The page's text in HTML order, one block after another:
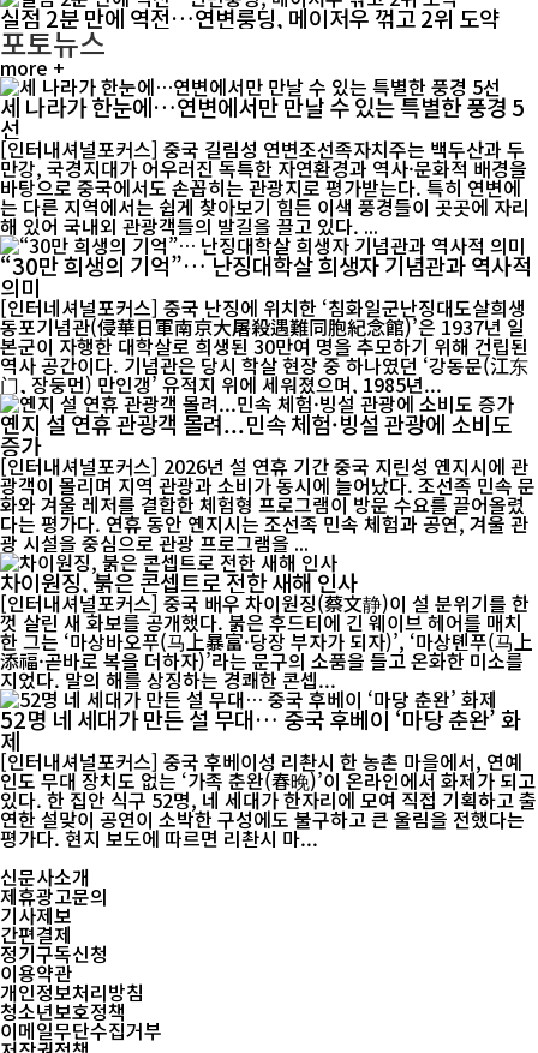
실점 2분 만에 역전…연변룽딩, 메이저우 꺾고 2위 도약
포토뉴스
more +
세 나라가 한눈에…연변에서만 만날 수 있는 특별한 풍경 5
선
[인터내셔널포커스] 중국 길림성 연변조선족자치주는 백두산과 두
만강, 국경지대가 어우러진 독특한 자연환경과 역사·문화적 배경을
바탕으로 중국에서도 손꼽히는 관광지로 평가받는다. 특히 연변에
는 다른 지역에서는 쉽게 찾아보기 힘든 이색 풍경들이 곳곳에 자리
해 있어 국내외 관광객들의 발길을 끌고 있다. ...
“30만 희생의 기억”… 난징대학살 희생자 기념관과 역사적
의미
[인터네셔널포커스] 중국 난징에 위치한 ‘침화일군난징대도살희생
동포기념관(侵華日軍南京大屠殺遇難同胞紀念館)’은 1937년 일
본군이 자행한 대학살로 희생된 30만여 명을 추모하기 위해 건립된
역사 공간이다. 기념관은 당시 학살 현장 중 하나였던 ‘강동문(江东
门, 장둥먼) 만인갱’ 유적지 위에 세워졌으며, 1985년...
옌지 설 연휴 관광객 몰려...민속 체험·빙설 관광에 소비도
증가
[인터내셔널포커스] 2026년 설 연휴 기간 중국 지린성 옌지시에 관
광객이 몰리며 지역 관광과 소비가 동시에 늘어났다. 조선족 민속 문
화와 겨울 레저를 결합한 체험형 프로그램이 방문 수요를 끌어올렸
다는 평가다. 연휴 동안 옌지시는 조선족 민속 체험과 공연, 겨울 관
광 시설을 중심으로 관광 프로그램을 ...
차이원징, 붉은 콘셉트로 전한 새해 인사
[인터내셔널포커스] 중국 배우 차이원징(蔡文静)이 설 분위기를 한
껏 살린 새 화보를 공개했다. 붉은 후드티에 긴 웨이브 헤어를 매치
한 그는 ‘마상바오푸(马上暴富·당장 부자가 되자)’, ‘마상톈푸(马上
添福·곧바로 복을 더하자)’라는 문구의 소품을 들고 온화한 미소를
지었다. 말의 해를 상징하는 경쾌한 콘셉...
52명 네 세대가 만든 설 무대… 중국 후베이 ‘마당 춘완’ 화
제
[인터내셔널포커스] 중국 후베이성 리촨시 한 농촌 마을에서, 연예
인도 무대 장치도 없는 ‘가족 춘완(春晚)’이 온라인에서 화제가 되고
있다. 한 집안 식구 52명, 네 세대가 한자리에 모여 직접 기획하고 출
연한 설맞이 공연이 소박한 구성에도 불구하고 큰 울림을 전했다는
평가다. 현지 보도에 따르면 리촨시 마...
신문사소개
제휴광고문의
기사제보
간편결제
정기구독신청
이용약관
개인정보처리방침
청소년보호정책
이메일무단수집거부